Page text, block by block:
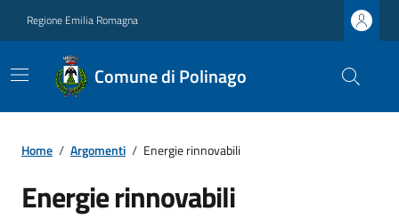
Regione Emilia Romagna
Comune di Polinago
Home / Argomenti / Energie rinnovabili
Energie rinnovabili